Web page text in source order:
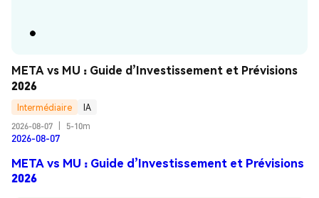
META vs MU : Guide d’Investissement et Prévisions
2026
Intermédiaire
IA
2026-08-07
5-10m
2026-08-07
META vs MU : Guide d’Investissement et Prévisions
2026